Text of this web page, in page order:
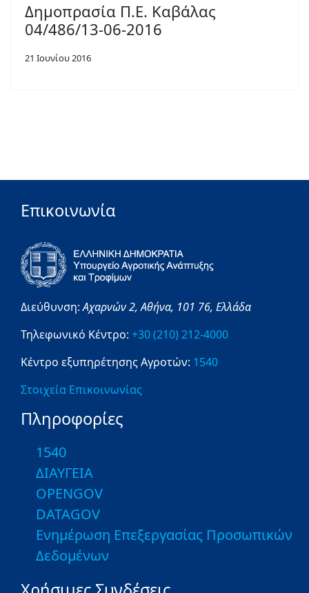
Δημοπρασία Π.Ε. Καβάλας
04/486/13-06-2016
21 Ιουνίου 2016
Επικοινωνία
Διεύθυνση:Αχαρνών 2,Αθήνα, 101 76, Ελλάδα
Τηλεφωνικό Κέντρο: +30 (210) 212-4000
Κέντρο εξυπηρέτησης Αγροτών: 1540
Στοιχεία Επικοινωνίας
Πληροφορίες
1540
ΔΙΑΥΓΕΙΑ
OPENGOV
DATAGOV
Ενημέρωση Επεξεργασίας Προσωπικών
Δεδομένων